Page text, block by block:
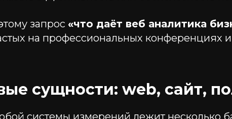
запрос «что даёт веб аналитика
на профессиональных конференциях
сущности: web, сайт,
системы измерений лежит несколько